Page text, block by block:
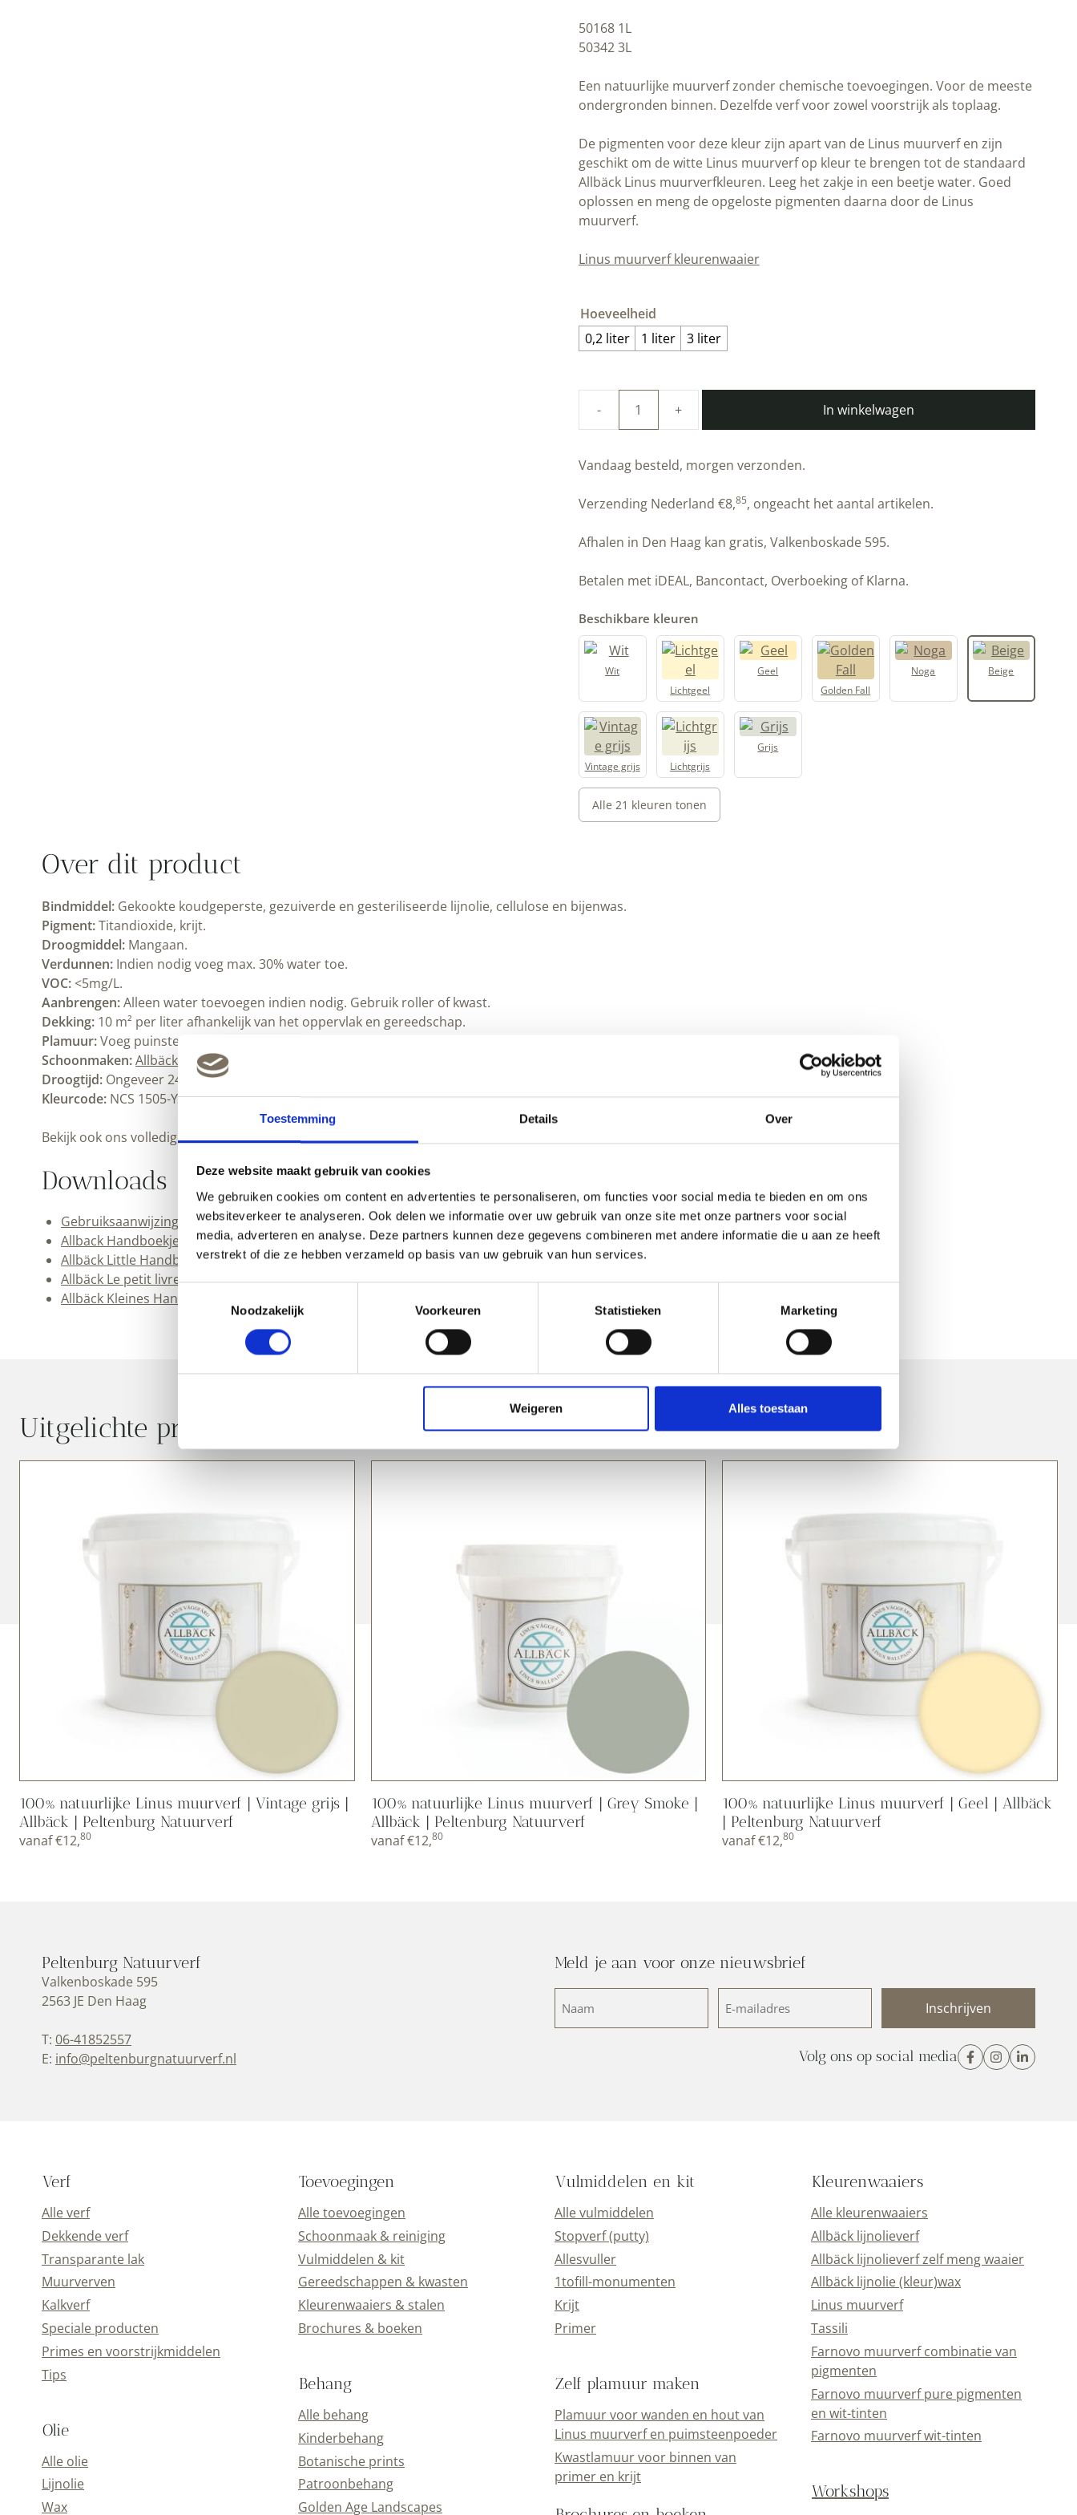
Toestemming Details Over
Deze website maakt gebruik van cookies
We gebruiken cookies om content en advertenties te personaliseren, om functies voor social media te bieden en om ons
websiteverkeer te analyseren. Ook delen we informatie over uw gebruik van onze site met onze partners voor social
media, adverteren en analyse. Deze partners kunnen deze gegevens combineren met andere informatie die u aan ze heeft
verstrekt of die ze hebben verzameld op basis van uw gebruik van hun services.
Noodzakelijk
Voorkeuren Statistieken Marketing
Weigeren Alles toestaan
50168 1L
50342 3L
Een natuurlijke muurverf zonder chemische toevoegingen. Voor de meeste
ondergronden binnen. Dezelfde verf voor zowel voorstrijk als toplaag.
De pigmenten voor deze kleur zijn apart van de Linus muurverf en zijn
geschikt om de witte Linus muurverf op kleur te brengen tot de standaard
Allbäck Linus muurverfkleuren. Leeg het zakje in een beetje water. Goed
oplossen en meng de opgeloste pigmenten daarna door de Linus
muurverf.
Linus muurverf kleurenwaaier
Hoeveelheid
0,2 liter
1 liter 3 liter
Linus
muurverf
|
Beige
|
Allbäck
|
Peltenburg
Natuurverf
In winkelwagen
Vandaag besteld, morgen verzonden.
Verzending Nederland €8,85, ongeacht het aantal artikelen.
Afhalen in Den Haag kan gratis, Valkenboskade 595.
Betalen met iDEAL, Bancontact, Overboeking of Klarna.
Beschikbare kleuren
Wit
Lichtgeel
Geel
Golden Fall
Noga Beige
Vintage grijs Lichtgrijs
Grijs
Alle 21 kleuren tonen
Over dit product
Bindmiddel: Gekookte koudgeperste, gezuiverde en gesteriliseerde lijnolie, cellulose en bijenwas.
Pigment:Titandioxide, krijt.
Droogmiddel: Mangaan.
Verdunnen: Indien nodig voeg max. 30% water toe.
VOC: <5mg/L.
Aanbrengen:Alleen water toevoegen indien nodig. Gebruik roller of kwast.
Dekking: 10 m² per liter afhankelijk van het oppervlak en gereedschap.
Plamuur:Voeg puinsteenpoeder toe om plamuur te maken voor kleine gaatjes en fijne scheurtjes.
Schoonmaken:Allbäck lijnoliezeep
Droogtijd: Ongeveer 24 uur bij kamertemperatuur. Goed ventileren.
Kleurcode: NCS 1505-Y20R
Bekijk ook ons volledigeAllbäck assortiment.
Downloads
Gebruiksaanwijzing Allbäck Linus muurverf (pdf)
Allback Handboekje (pdf)
Allbäck Little Handbook (pdf)
Allbäck Le petit livre de la peinture (pdf)
Allbäck Kleines Handbuch (pdf)
Uitgelichte producten
100% natuurlijke Linus muurverf | Vintage grijs |
Allbäck | Peltenburg Natuurverf
vanaf€12,80
100% natuurlijke Linus muurverf | Grey Smoke |
Allbäck | Peltenburg Natuurverf
vanaf€12,80
100% natuurlijke Linus muurverf | Geel | Allbäck
| Peltenburg Natuurverf
vanaf€12,80
Peltenburg Natuurverf
Valkenboskade 595
2563 JE Den Haag
T: 06-41852557
E: info@peltenburgnatuurverf.nl
Meld je aan voor onze nieuwsbrief
(Vereist)
mailadres
Volg ons op social media
Verf
Alle verf
Dekkende verf
Transparante lak
Muurverven
Kalkverf
Speciale producten
Primes en voorstrijkmiddelen
Tips
Olie
Alle olie
Lijnolie
Wax
Toevoegingen
Alle toevoegingen
Schoonmaak & reiniging
Vulmiddelen & kit
Gereedschappen & kwasten
Kleurenwaaiers & stalen
Brochures & boeken
Behang
Alle behang
Kinderbehang
Botanische prints
Patroonbehang
Golden Age Landscapes
Vulmiddelen en kit
Alle vulmiddelen
Stopverf (putty)
Allesvuller
1tofill-monumenten
Krijt
Primer
Zelf plamuur maken
Plamuur voor wanden en hout van
Linus muurverf en puimsteenpoeder
Kwastlamuur voor binnen van
primer en krijt
Kleurenwaaiers
Alle kleurenwaaiers
Allbäck lijnolieverf
Allbäck lijnolieverf zelf meng waaier
Allbäck lijnolie (kleur)wax
Linus muurverf
Tassili
Farnovo muurverf combinatie van
pigmenten
Farnovo muurverf pure pigmenten
en wit-tinten
Farnovo muurverf wit-tinten
Workshops